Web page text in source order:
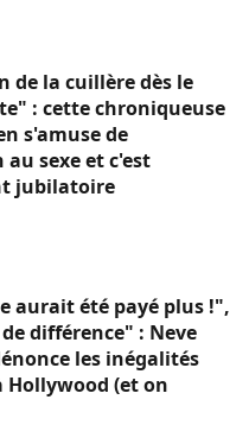
de la cuillère dès le
: cette chroniqueuse
s'amuse de
sexe et c'est
jubilatoire
aurait été payé plus !",
différence" : Neve
les inégalités
Hollywood (et on